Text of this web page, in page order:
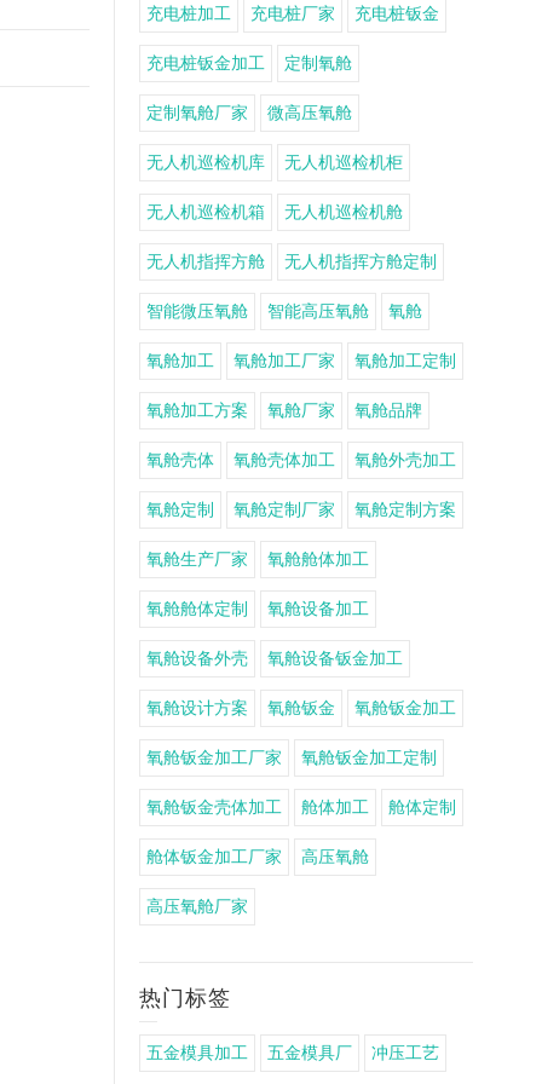
充电桩加工 充电桩厂家 充电桩钣金
充电桩钣金加工 定制氧舱
定制氧舱厂家 微高压氧舱
无人机巡检机库 无人机巡检机柜
无人机巡检机箱 无人机巡检机舱
无人机指挥方舱 无人机指挥方舱定制
智能微压氧舱 智能高压氧舱 氧舱
氧舱加工 氧舱加工厂家 氧舱加工定制
氧舱加工方案 氧舱厂家 氧舱品牌
氧舱壳体 氧舱壳体加工 氧舱外壳加工
氧舱定制 氧舱定制厂家 氧舱定制方案
氧舱生产厂家 氧舱舱体加工
氧舱舱体定制 氧舱设备加工
氧舱设备外壳 氧舱设备钣金加工
氧舱设计方案 氧舱钣金 氧舱钣金加工
氧舱钣金加工厂家 氧舱钣金加工定制
氧舱钣金壳体加工 舱体加工 舱体定制
舱体钣金加工厂家 高压氧舱
高压氧舱厂家
热门标签
五金模具加工 五金模具厂 冲压工艺